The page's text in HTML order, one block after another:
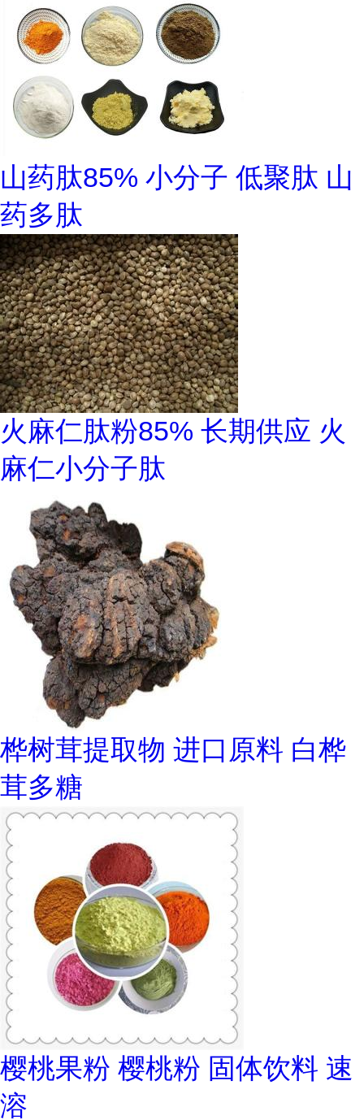
山药肽85% 小分子 低聚肽 山
药多肽
火麻仁肽粉85% 长期供应 火
麻仁小分子肽
桦树茸提取物 进口原料 白桦
茸多糖
樱桃果粉 樱桃粉 固体饮料 速
溶